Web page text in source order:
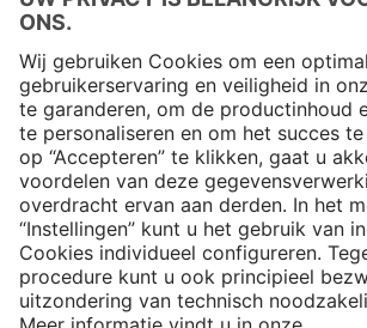
Copyright © 2026 Jungheinrich
Nieuwsbrief
Aanmelden →